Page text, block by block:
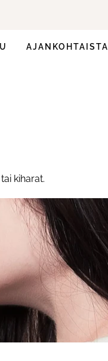
AJANKOHTAISTA
kiharat.